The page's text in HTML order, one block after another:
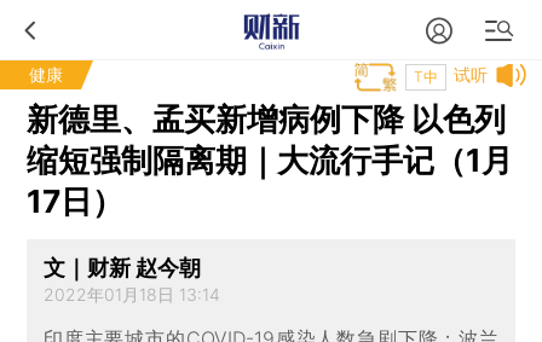
健康 试听
T中
新德里、孟买新增病例下降 以色列
缩短强制隔离期｜大流行手记（1月
17日）
文｜财新 赵今朝
2022年01月18日 13:14